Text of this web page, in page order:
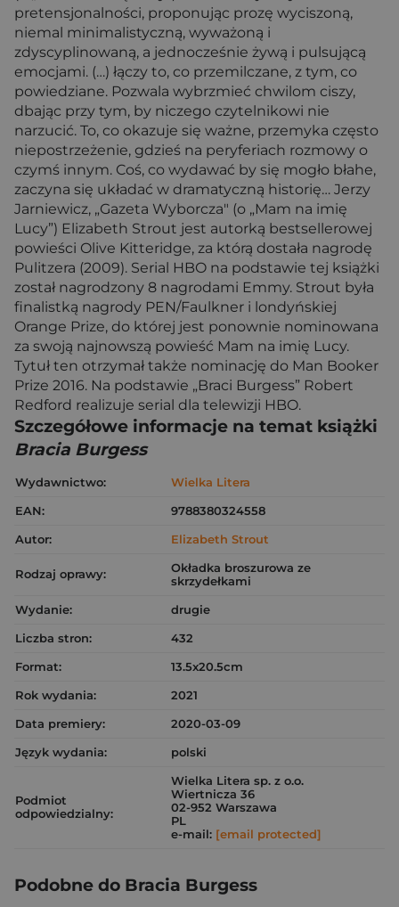
pretensjonalności, proponując prozę wyciszoną,
niemal minimalistyczną, wyważoną i
zdyscyplinowaną, a jednocześnie żywą i pulsującą
emocjami. (…) łączy to, co przemilczane, z tym, co
powiedziane. Pozwala wybrzmieć chwilom ciszy,
dbając przy tym, by niczego czytelnikowi nie
narzucić. To, co okazuje się ważne, przemyka często
niepostrzeżenie, gdzieś na peryferiach rozmowy o
czymś innym. Coś, co wydawać by się mogło błahe,
zaczyna się układać w dramatyczną historię… Jerzy
Jarniewicz, „Gazeta Wyborcza" (o „Mam na imię
Lucy”) Elizabeth Strout jest autorką bestsellerowej
powieści Olive Kitteridge, za którą dostała nagrodę
Pulitzera (2009). Serial HBO na podstawie tej książki
został nagrodzony 8 nagrodami Emmy. Strout była
finalistką nagrody PEN/Faulkner i londyńskiej
Orange Prize, do której jest ponownie nominowana
za swoją najnowszą powieść Mam na imię Lucy.
Tytuł ten otrzymał także nominację do Man Booker
Prize 2016. Na podstawie „Braci Burgess” Robert
Redford realizuje serial dla telewizji HBO.
Szczegółowe informacje na temat książki
Bracia Burgess
Wydawnictwo:
Wielka Litera
EAN:
9788380324558
Autor:
Elizabeth Strout
Rodzaj oprawy:
Okładka broszurowa ze
skrzydełkami
Wydanie:
drugie
Liczba stron:
432
Format:
13.5x20.5cm
Rok wydania:
2021
Data premiery:
2020-03-09
Język wydania:
polski
Podmiot
odpowiedzialny:
Wielka Litera sp. z o.o.
Wiertnicza 36
02-952 Warszawa
PL
e-mail: [email protected]
Podobne do Bracia Burgess